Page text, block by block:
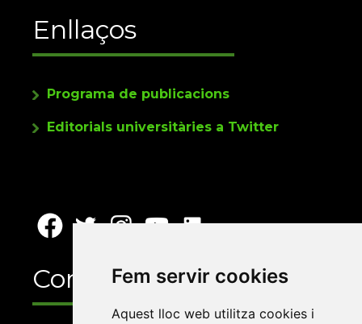
Fem servir cookies
Aquest lloc web utilitza cookies i
Enllaços
Programa de publicacions
Editorials universitàries a Twitter
Contacte